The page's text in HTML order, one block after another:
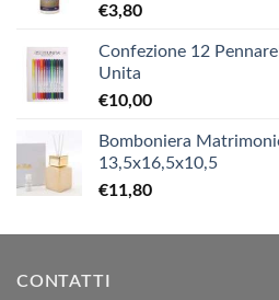
€3,80
Confezione 12
Unita
€10,00
Bomboniera
13,5x16,5x10,5
€11,80
CONTATTI